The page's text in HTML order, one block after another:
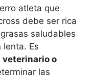
atleta que
debe ser rica
saludables
Es
o
las